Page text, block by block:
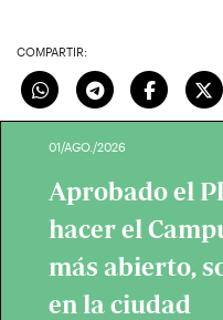
COMPARTIR:
01/AGO./2026
Aprobado el
hacer el
más abierto,
en la ciudad